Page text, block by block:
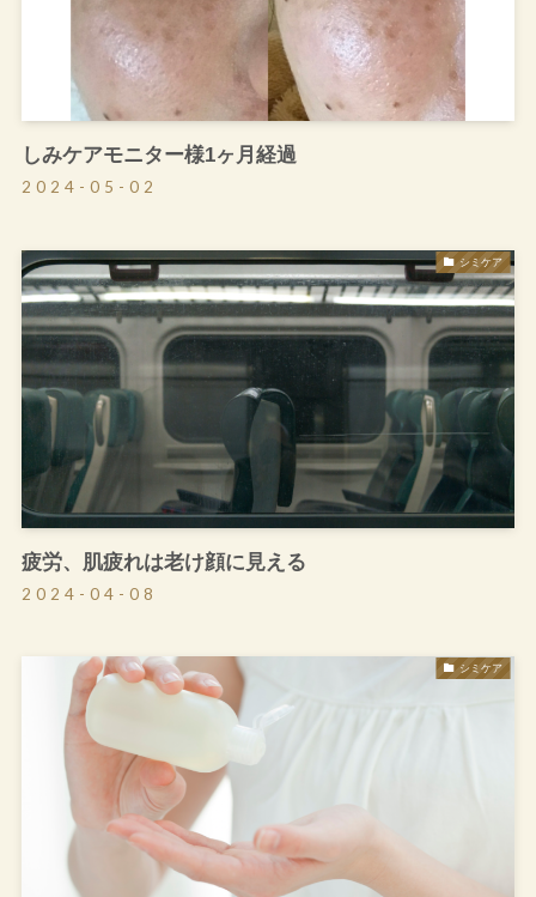
しみケアモニター様1ヶ月経過
2024-05-02
シミケア
疲労、肌疲れは老け顔に見える
2024-04-08
シミケア